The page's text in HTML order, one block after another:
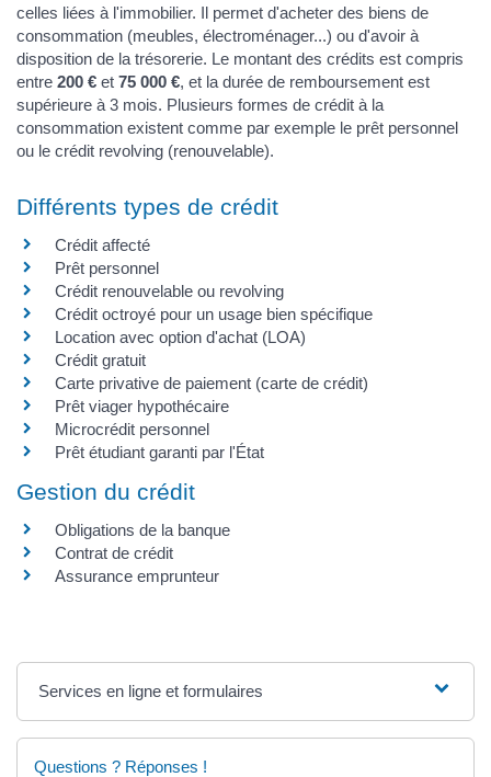
celles liées à l'immobilier. Il permet d'acheter des biens de
consommation (meubles, électroménager...) ou d'avoir à
disposition de la trésorerie. Le montant des crédits est compris
entre 200 € et 75 000 €, et la durée de remboursement est
supérieure à 3 mois. Plusieurs formes de crédit à la
consommation existent comme par exemple le prêt personnel
ou le crédit revolving (renouvelable).
Différents types de crédit
Crédit affecté
Prêt personnel
Crédit renouvelable ou revolving
Crédit octroyé pour un usage bien spécifique
Location avec option d'achat (LOA)
Crédit gratuit
Carte privative de paiement (carte de crédit)
Prêt viager hypothécaire
Microcrédit personnel
Prêt étudiant garanti par l'État
Gestion du crédit
Obligations de la banque
Contrat de crédit
Assurance emprunteur
Services en ligne et formulaires
Questions ? Réponses !